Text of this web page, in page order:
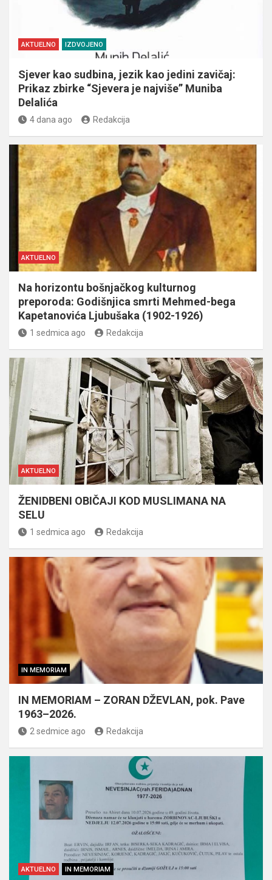
AKTUELNO IZDVOJENO
Sjever kao sudbina, jezik kao jedini zavičaj:
Prikaz zbirke “Sjevera je najviše” Muniba
Delalića
4 dana ago Redakcija
AKTUELNO
Na horizontu bošnjačkog kulturnog
preporoda: Godišnjica smrti Mehmed-bega
Kapetanovića Ljubušaka (1902-1926)
1 sedmica ago Redakcija
AKTUELNO
ŽENIDBENI OBIČAJI KOD MUSLIMANA NA
SELU
1 sedmica ago Redakcija
IN MEMORIAM
IN MEMORIAM – ZORAN DŽEVLAN, pok. Pave
1963–2026.
2 sedmice ago Redakcija
AKTUELNO IN MEMORIAM